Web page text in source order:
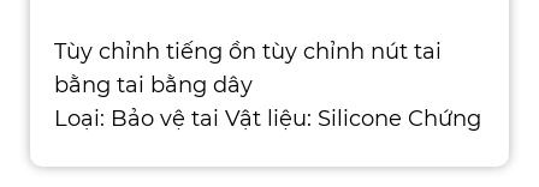
Tùy chỉnh tiếng ồn tùy chỉnh nút tai
bằng tai bằng dây
Loại: Bảo vệ tai Vật liệu: Silicone Chứng